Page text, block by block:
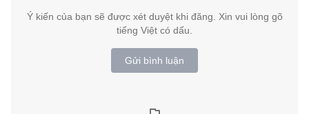
Ý kiến của bạn sẽ được xét duyệt khi đăng. Xin vui lòng gõ
tiếng Việt có dấu.
Gửi bình luận